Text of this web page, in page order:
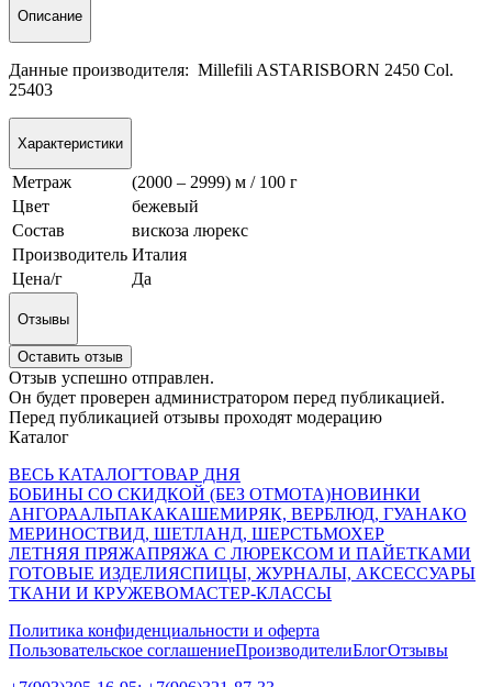
Описание
Данные производителя: Millefili ASTARISBORN 2450 Col.
25403
Характеристики
Метраж
(2000 – 2999) м / 100 г
Цвет
бежевый
Состав
вискоза люрекс
Производитель Италия
Цена/г
Да
Отзывы
Оставить отзыв
Отзыв успешно отправлен.
Он будет проверен администратором перед публикацией.
Перед публикацией отзывы проходят модерацию
Каталог
ВЕСЬ КАТАЛОГТОВАР ДНЯ
БОБИНЫ СО СКИДКОЙ (БЕЗ ОТМОТА)НОВИНКИ
АНГОРААЛЬПАКАКАШЕМИРЯК, ВЕРБЛЮД, ГУАНАКО
МЕРИНОСТВИД, ШЕТЛАНД, ШЕРСТЬМОХЕР
ЛЕТНЯЯ ПРЯЖАПРЯЖА С ЛЮРЕКСОМ И ПАЙЕТКАМИ
ГОТОВЫЕ ИЗДЕЛИЯСПИЦЫ, ЖУРНАЛЫ, АКСЕССУАРЫ
ТКАНИ И КРУЖЕВОМАСТЕР-КЛАССЫ
Политика конфиденциальности и оферта
Пользовательское соглашениеПроизводителиБлогОтзывы